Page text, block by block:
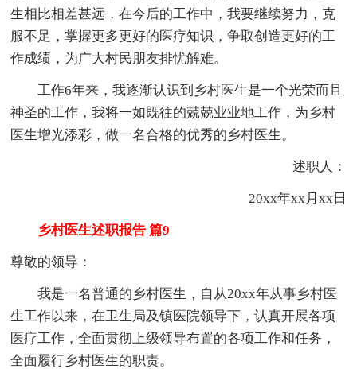
生相比相差甚远，在今后的工作中，我要继续努力，克
服不足，掌握更多更好的医疗知识，争取创造更好的工
作成绩，为广大村民朋友排忧解难。
工作6年来，我逐渐认识到乡村医生是一个光荣而且
神圣的工作，我将一如既往的兢兢业业地工作，为乡村
医生增光添彩，做一名合格的优秀的乡村医生。
述职人：
20xx年xx月xx日
乡村医生述职报告 篇9
尊敬的领导：
我是一名普通的乡村医生，自从20xx年从事乡村医
生工作以来，在卫生局及镇医院领导下，认真开展各项
医疗工作，全面贯彻上级领导布置的各项工作和任务，
全面履行乡村医生的职责。